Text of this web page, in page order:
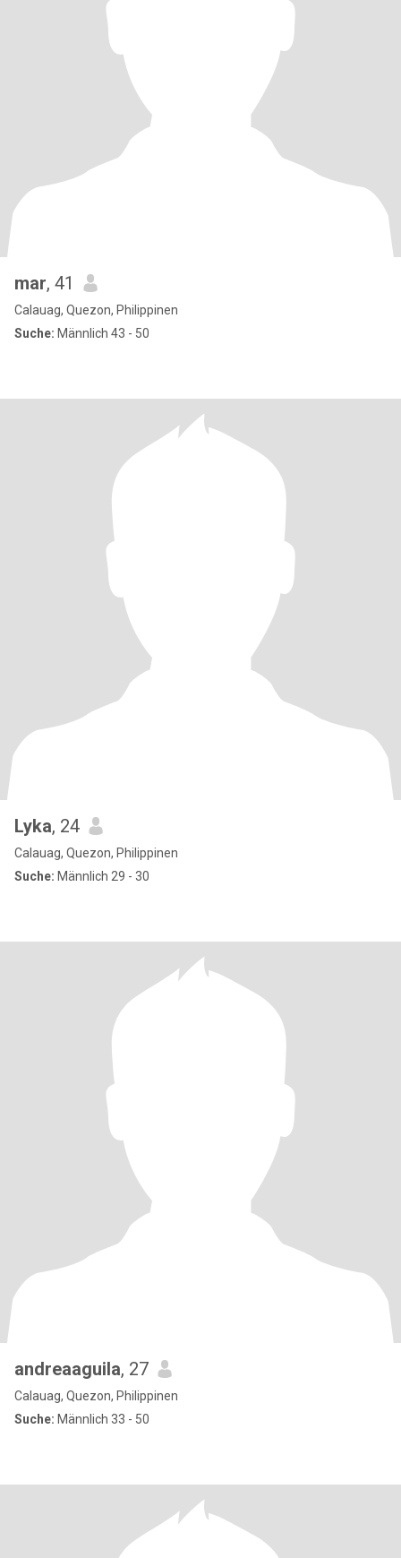
mar, 41
Calauag, Quezon, Philippinen
Suche: Männlich 43 - 50
Lyka, 24
Calauag, Quezon, Philippinen
Suche: Männlich 29 - 30
andreaaguila, 27
Calauag, Quezon, Philippinen
Suche: Männlich 33 - 50